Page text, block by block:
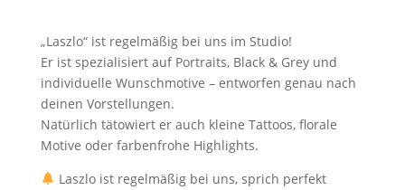
„Laszlo“ ist regelmäßig bei uns im Studio!
Er ist spezialisiert auf Portraits, Black & Grey und
individuelle Wunschmotive – entworfen genau nach
deinen Vorstellungen.
Natürlich tätowiert er auch kleine Tattoos, florale
Motive oder farbenfrohe Highlights.
Laszlo ist regelmäßig bei uns, sprich perfekt